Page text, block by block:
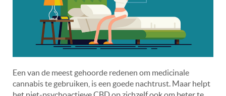
Een van de meest gehoorde redenen om medicinale
cannabis te gebruiken, is een goede nachtrust. Maar helpt